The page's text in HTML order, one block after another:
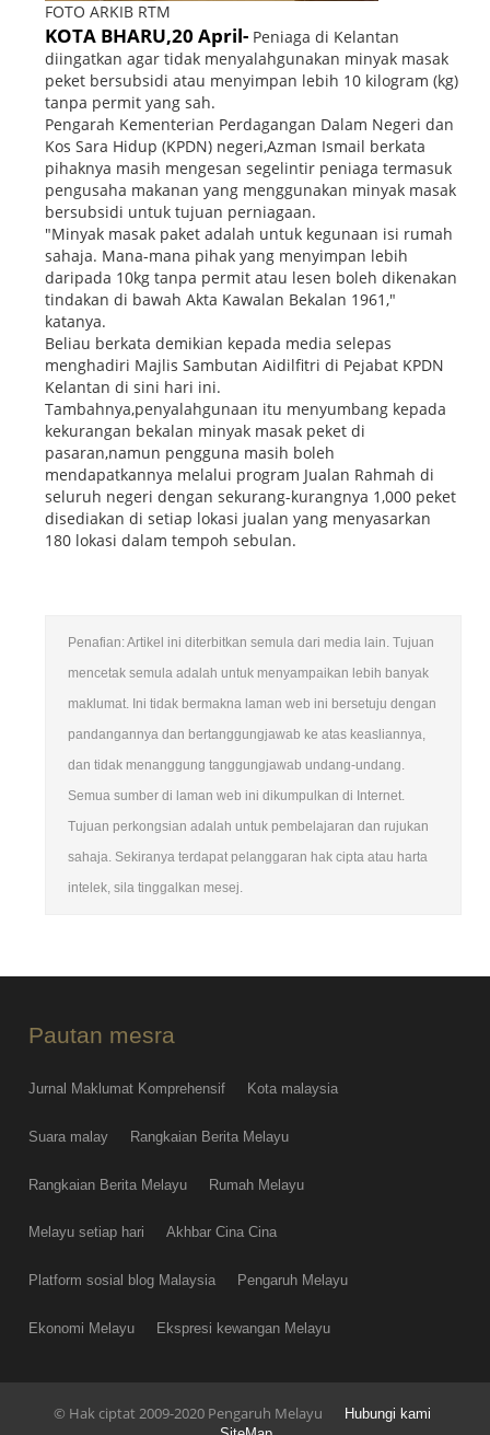
FOTO ARKIB RTM
KOTA BHARU,20 April- Peniaga di Kelantan
diingatkan agar tidak menyalahgunakan minyak masak
peket bersubsidi atau menyimpan lebih 10 kilogram (kg)
tanpa permit yang sah.
Pengarah Kementerian Perdagangan Dalam Negeri dan
Kos Sara Hidup (KPDN) negeri,Azman Ismail berkata
pihaknya masih mengesan segelintir peniaga termasuk
pengusaha makanan yang menggunakan minyak masak
bersubsidi untuk tujuan perniagaan.
"Minyak masak paket adalah untuk kegunaan isi rumah
sahaja. Mana-mana pihak yang menyimpan lebih
daripada 10kg tanpa permit atau lesen boleh dikenakan
tindakan di bawah Akta Kawalan Bekalan 1961,"
katanya.
Beliau berkata demikian kepada media selepas
menghadiri Majlis Sambutan Aidilfitri di Pejabat KPDN
Kelantan di sini hari ini.
Tambahnya,penyalahgunaan itu menyumbang kepada
kekurangan bekalan minyak masak peket di
pasaran,namun pengguna masih boleh
mendapatkannya melalui program Jualan Rahmah di
seluruh negeri dengan sekurang-kurangnya 1,000 peket
disediakan di setiap lokasi jualan yang menyasarkan
180 lokasi dalam tempoh sebulan.
Penafian: Artikel ini diterbitkan semula dari media lain. Tujuan
mencetak semula adalah untuk menyampaikan lebih banyak
maklumat. Ini tidak bermakna laman web ini bersetuju dengan
pandangannya dan bertanggungjawab ke atas keasliannya,
dan tidak menanggung tanggungjawab undang-undang.
Semua sumber di laman web ini dikumpulkan di Internet.
Tujuan perkongsian adalah untuk pembelajaran dan rujukan
sahaja. Sekiranya terdapat pelanggaran hak cipta atau harta
intelek, sila tinggalkan mesej.
Pautan mesra
Jurnal Maklumat Komprehensif Kota malaysia
Suara malay Rangkaian Berita Melayu
Rangkaian Berita Melayu Rumah Melayu
Melayu setiap hari Akhbar Cina Cina
Platform sosial blog Malaysia Pengaruh Melayu
Ekonomi Melayu Ekspresi kewangan Melayu
© Hak ciptat 2009-2020 Pengaruh Melayu
Hubungi kami